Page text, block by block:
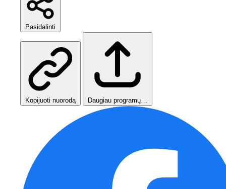
Pasidalinti
Kopijuoti nuorodą Daugiau programų…